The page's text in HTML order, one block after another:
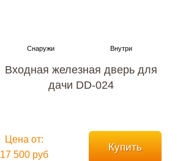
Входная железная дверь для
дачи DD-024
Цена от:
17 500 руб
Купить